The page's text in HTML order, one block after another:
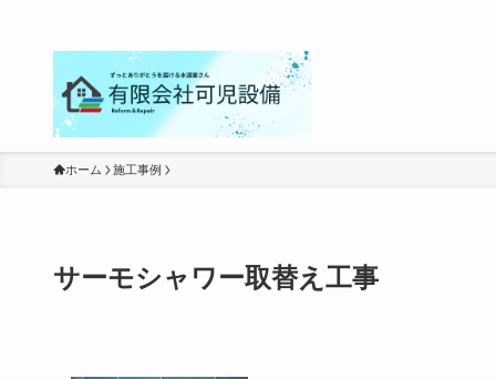
ホーム 施工事例
サーモシャワー取替え工事